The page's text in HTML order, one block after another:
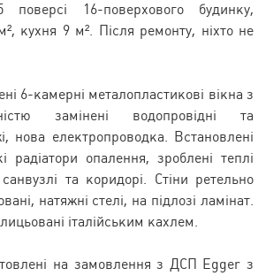
16-поверхового будинку,
кухня 9 м². Після ремонту, ніхто не
6-камерні металопластикові вікна з
замінені водопровідні та
нова електропроводка. Встановлені
радіатори опалення, зроблені теплі
та коридорі. Стіни ретельно
натяжні стелі, на підлозі ламінат.
італійським кахлем.
на замовлення з ДСП Egger з